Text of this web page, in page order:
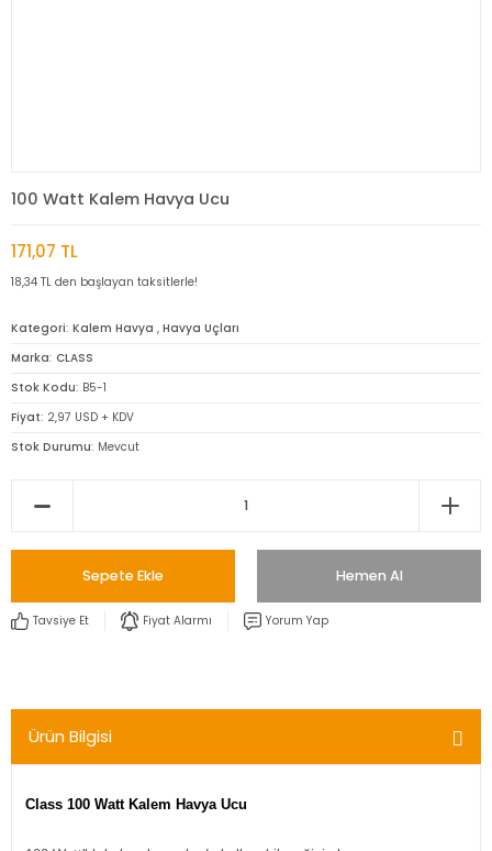
100 Watt Kalem Havya Ucu
171,07 TL
18,34 TL den başlayan taksitlerle!
Kategori Kalem Havya , Havya Uçları
Marka CLASS
Stok Kodu B5-1
Fiyat 2,97 USD + KDV
Stok Durumu Mevcut
Sepete Ekle Hemen Al
Tavsiye Et Fiyat Alarmı Yorum Yap
Ürün Bilgisi
Class 100 Watt Kalem Havya Ucu